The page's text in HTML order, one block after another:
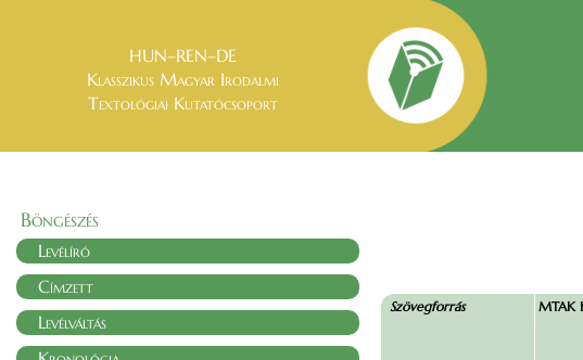
HUN–REN–DE
Klasszikus Magyar Irodalmi
Textológiai Kutatócsoport
Böngészés
Levélíró
Címzett
Levélváltás
Szövegforrás MTAK